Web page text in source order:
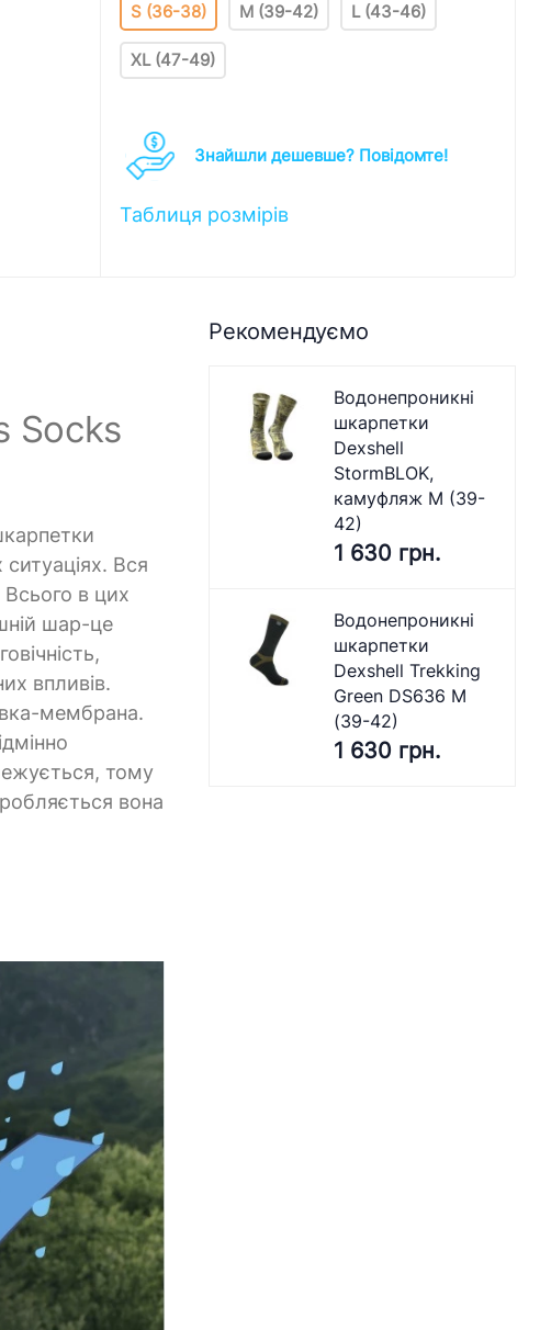
S (36-38) M (39-42) L (43-46)
XL (47-49)
Знайшли дешевше? Повідомте!
Таблиця розмірів
Socks
Вся
в цих
шар-це
впливів.
мембрана.
тому
вона
Рекомендуємо
Водонепроникні
шкарпетки
Dexshell
StormBLOK,
камуфляж M (39-
42)
1 630 грн.
Водонепроникні
шкарпетки
Dexshell Trekking
Green DS636 M
(39-42)
1 630 грн.